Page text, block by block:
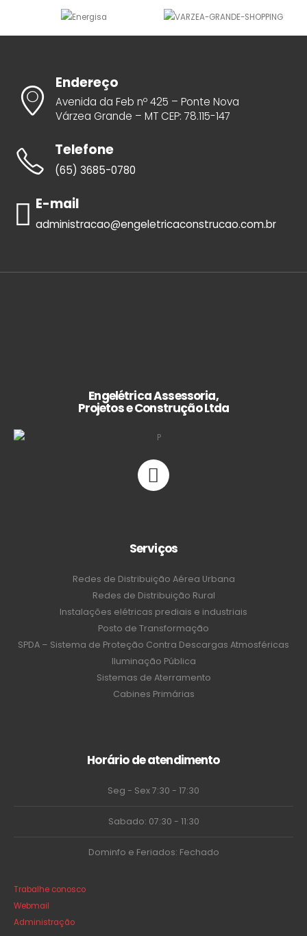
Endereço
Avenida da Feb nº 425 – Ponte Nova
Várzea Grande – MT CEP: 78.115-147
Telefone
(65) 3685-0780
E-mail
administracao@engeletricaconstrucao.com.br
Engelétrica Assessoria,
Projetos e Construção Ltda
Serviços
Redes de Distribuição Aérea Urbana
Redes de Distribuição Rural
Instalações elétricas prediais e industriais
Posto de Transformação
SPDA – Sistema de Proteção Contra Descargas Atmosféricas
Iluminação Pública
Sistemas de Aterramento
Cabines Primárias
Horário de atendimento
Seg - Sex 7:30 - 17:30
Sabado: 07:30 - 11:30
Dominfo e Feriados: Fechado
Trabalhe conosco
Webmail
Administração